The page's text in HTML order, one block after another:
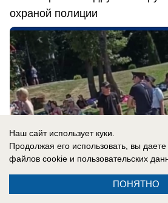
охраной полиции
Наш сайт использует куки.
Продолжая его использовать, вы
файлов cookie и пользовательских
ПОНЯТНО